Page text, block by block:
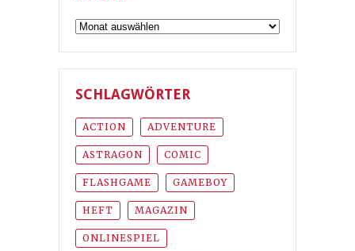
Archiv
SCHLAGWÖRTER
ACTION ADVENTURE
ASTRAGON COMIC
FLASHGAME GAMEBOY
HEFT MAGAZIN
ONLINESPIEL